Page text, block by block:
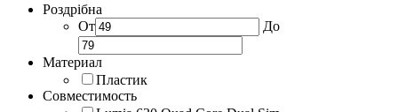
Роздрібна
От
До
Материал
Пластик
Совместимость